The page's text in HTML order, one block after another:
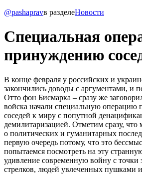
@pashapravв разделеНовости
Специальная
принуждению
В конце февраля у российских и
закончились доводы с аргументами, и
Отто фон Бисмарка – сразу же
войска начали специальную
соседей к миру с попутной
демилитаризацией. Отметим сразу, что
о политических и гуманитарных
первую очередь потому, что это
попытаемся посмотреть на эту
удивление современную войну с точки
стрелков, людей увлеченных пушками